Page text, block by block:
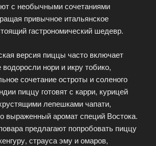
с необычными сочетаниями
привычное итальянское
гастрономический шедевр.
версия пиццы часто включает
нори и икру тобико,
сочетание остроты и соленого
пиццу готовят с карри, курицей
лепешками чапати,
выраженный аромат специй Востока.
предлагают попробовать пиццу
страуса эму и омаров,